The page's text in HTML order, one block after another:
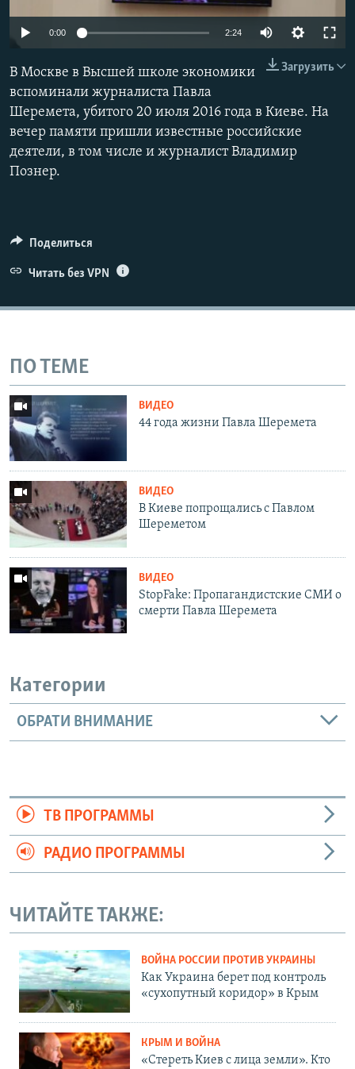
ПОБЕДИТЕЛЕЙ НЕ СУДЯТ?
ELIFBE
УКРАИНСКАЯ ПРОБЛЕМА КРЫМА
Все сайты RFE/RL
0:00 2:24
Загрузить
В Москве в Высшей школе экономики
вспоминали журналиста Павла
Шеремета, убитого 20 июля 2016 года в Киеве. На
вечер памяти пришли известные российские
деятели, в том числе и журналист Владимир
Познер.
Поделиться
Читать без VPN
ПО ТЕМЕ
ВИДЕО
44 года жизни Павла Шеремета
ВИДЕО
В Киеве попрощались с Павлом
Шереметом
ВИДЕО
StopFake: Пропагандистские СМИ о
смерти Павла Шеремета
Категории
ОБРАТИ ВНИМАНИЕ
ТВ ПРОГРАММЫ
РАДИО ПРОГРАММЫ
ЧИТАЙТЕ ТАКЖЕ:
ВОЙНА РОССИИ ПРОТИВ УКРАИНЫ
Как Украина берет под контроль
«сухопутный коридор» в Крым
КРЫМ И ВОЙНА
«Стереть Киев с лица земли». Кто